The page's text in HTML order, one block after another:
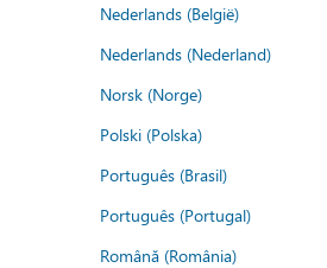
Nederlands (België)
Nederlands (Nederland)
Norsk (Norge)
Polski (Polska)
Português (Brasil)
Português (Portugal)
Română (România)